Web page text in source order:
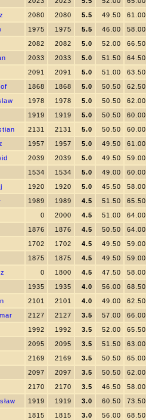
2080 2080 5.5 49.50 61.00
1975 1975 5.5 46.00 58.00
2082 2082 5.0 52.00 66.50
2033 2033 5.0 51.50 64.50
2091 2091 5.0 51.00 63.50
1868 1868 5.0 50.50 62.50
1978 1978 5.0 50.50 62.00
1919 1919 5.0 50.50 60.00
2131 2131 5.0 50.50 60.00
1957 1957 5.0 49.50 61.00
2039 2039 5.0 49.50 59.00
1534 1534 5.0 49.00 60.00
1920 1920 5.0 45.50 58.00
1989 1989 4.5 51.50 65.50
0 2000 4.5 51.00 64.00
1876 1876 4.5 50.50 64.00
1702 1702 4.5 49.50 59.00
1875 1875 4.5 49.50 59.00
0 1800 4.5 47.50 58.00
1935 1935 4.0 56.00 68.50
2101 2101 4.0 49.00 62.50
2127 2127 3.5 57.00 66.00
1992 1992 3.5 52.00 65.50
2095 2095 3.5 51.50 63.00
2169 2169 3.5 50.50 65.00
2097 2097 3.5 50.50 62.00
2170 2170 3.5 46.50 58.00
1919 1919 3.0 60.50 73.50
1815 1815 3.0 56.00 68.50